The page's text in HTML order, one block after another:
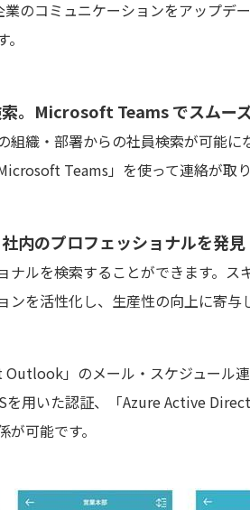
のコミュニケーションをアップデ
。Microsoft Teams でスムー
組織・部署からの社員検索が可能
Teams」を使って連絡が取り
内のプロフェッショナルを発見
ナルを検索することができます。
を活性化し、生産性の向上に寄与
」のメール・スケジュール
を用いた認証、「Azure Active
可能です。